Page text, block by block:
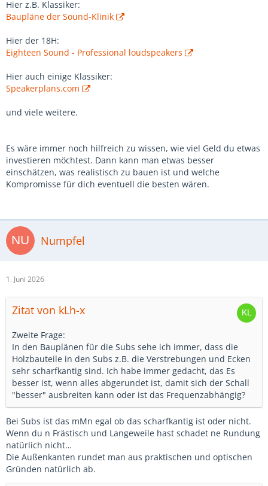
Hier z.B. Klassiker:
Baupläne der Sound-Klinik
Hier der 18H:
Eighteen Sound - Professional loudspeakers
Hier auch einige Klassiker:
Speakerplans.com
und viele weitere.
Es wäre immer noch hilfreich zu wissen, wie viel Geld du etwas
investieren möchtest. Dann kann man etwas besser
einschätzen, was realistisch zu bauen ist und welche
Kompromisse für dich eventuell die besten wären.
Numpfel
1. Juni 2026
Zitat von kLh-x
Zweite Frage:
In den Bauplänen für die Subs sehe ich immer, dass die
Holzbauteile in den Subs z.B. die Verstrebungen und Ecken
sehr scharfkantig sind. Ich habe immer gedacht, das Es
besser ist, wenn alles abgerundet ist, damit sich der Schall
"besser" ausbreiten kann oder ist das Frequenzabhängig?
Bei Subs ist das mMn egal ob das scharfkantig ist oder nicht.
Wenn du n Frästisch und Langeweile hast schadet ne Rundung
natürlich nicht…
Die Außenkanten rundet man aus praktischen und optischen
Gründen natürlich ab.